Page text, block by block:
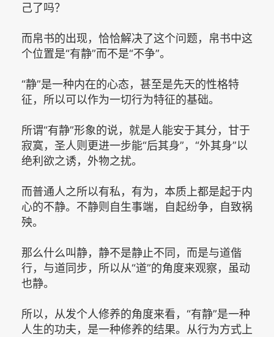
己了吗？
而帛书的出现，恰恰解决了这个问题，帛书中这
个位置是“有静”而不是“不争”。
“静”是一种内在的心态，甚至是先天的性格特
征，所以可以作为一切行为特征的基础。
所谓“有静”形象的说，就是人能安于其分，甘于
寂寞，圣人则更进一步能“后其身”，“外其身”以
绝利欲之诱，外物之扰。
而普通人之所以有私，有为，本质上都是起于内
心的不静。不静则自生事端，自起纷争，自致祸
殃。
那么什么叫静，静不是静止不同，而是与道偕
行，与道同步，所以从“道”的角度来观察，虽动
也静。
所以，从发个人修养的角度来看，“有静”是一种
人生的功夫，是一种修养的结果。从行为方式上